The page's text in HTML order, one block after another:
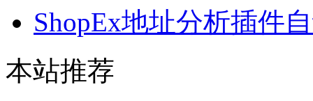
ShopEx地址分析插件
本站推荐